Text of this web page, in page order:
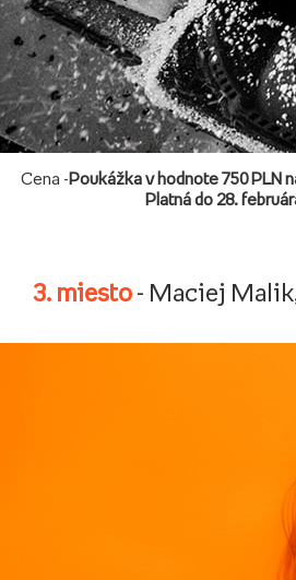
Cena -Poukážka v hodnote 750 PLN
Platná do 28.
3. miesto- Maciej